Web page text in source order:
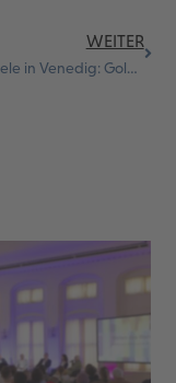
WEITER
Filmfestspiele in Venedig: Goldener Löwe für „Poor Things“